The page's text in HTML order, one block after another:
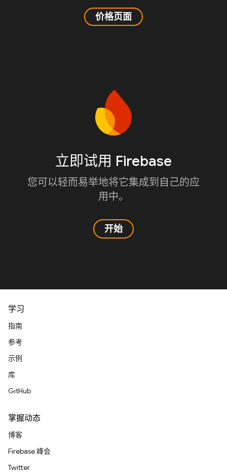
价格页面
立即试用 Firebase
您可以轻而易举地将它集成到自己的应
用中。
开始
学习
指南
参考
示例
库
GitHub
掌握动态
博客
Firebase 峰会
Twitter